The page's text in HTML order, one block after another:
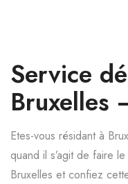
Service
Bruxelles
Etes-vous résidant à
quand il s’agit de faire
Bruxelles et confiez